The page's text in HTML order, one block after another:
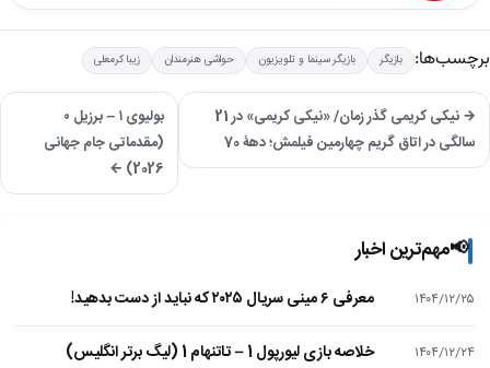
برچسب‌ها: بازیگر بازیگر سینما و تلویزیون حواشی هنرمندان زیبا کرمعلی
→ نیکی کریمی گذر زمان/ «نیکی کریمی» در 21
سالگی در اتاق گریم چهارمین فیلمش؛ دهۀ 70
بولیوی ۱ – برزیل ۰
(مقدماتی جام جهانی
2026) ←
📢مهم‌ترین اخبار
۱۴۰۴/۱۲/۲۵ معرفی ۶ مینی سریال ۲۰۲۵ که نباید از دست بدهید!
۱۴۰۴/۱۲/۲۴ خلاصه بازی لیورپول 1 – تاتنهام 1 (لیگ برتر انگلیس)